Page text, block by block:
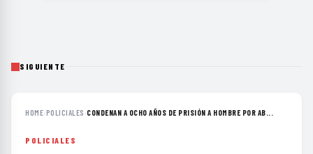
SIGUIENTE
HOME›POLICIALES ›CONDENAN A OCHO AÑOS DE PRISIÓN A HOMBRE POR AB...
POLICIALES